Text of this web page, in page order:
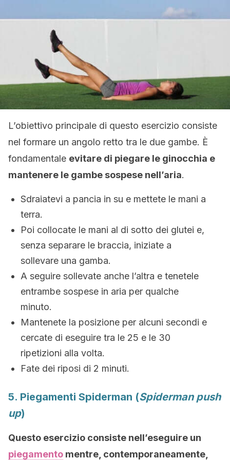
L’obiettivo principale di questo esercizio consiste
nel formare un angolo retto tra le due gambe. È
fondamentale evitare di piegare le ginocchia e
mantenere le gambe sospese nell’aria.
Sdraiatevi a pancia in su e mettete le mani a
terra.
Poi collocate le mani al di sotto dei glutei e,
senza separare le braccia, iniziate a
sollevare una gamba.
A seguire sollevate anche l’altra e tenetele
entrambe sospese in aria per qualche
minuto.
Mantenete la posizione per alcuni secondi e
cercate di eseguire tra le 25 e le 30
ripetizioni alla volta.
Fate dei riposi di 2 minuti.
5. Piegamenti Spiderman (Spiderman push
up)
Questo esercizio consiste nell’eseguire un
piegamento mentre, contemporaneamente,